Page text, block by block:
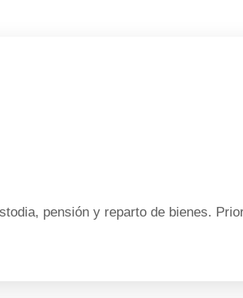
pensión y reparto de bienes.